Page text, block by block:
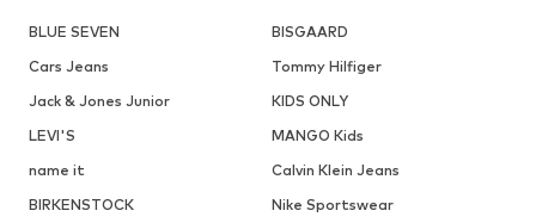
BLUE SEVEN
BISGAARD
Cars Jeans
Tommy Hilfiger
Jack & Jones Junior
KIDS ONLY
LEVI'S
MANGO Kids
name it
Calvin Klein Jeans
BIRKENSTOCK
Nike Sportswear